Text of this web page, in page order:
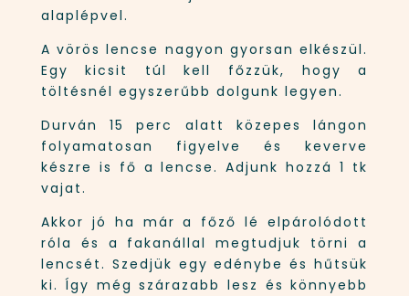
alaplépvel.
A vörös lencse nagyon gyorsan elkészül.
Egy kicsit túl kell főzzük, hogy a
töltésnél egyszerűbb dolgunk legyen.
Durván 15 perc alatt közepes lángon
folyamatosan figyelve és keverve
készre is fő a lencse. Adjunk hozzá 1 tk
vajat.
Akkor jó ha már a főző lé elpárolódott
róla és a fakanállal megtudjuk törni a
lencsét. Szedjük egy edénybe és hűtsük
ki. Így még szárazabb lesz és könnyebb